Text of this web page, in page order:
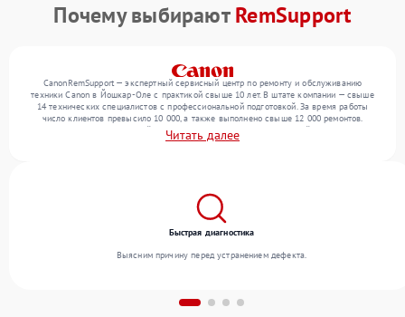
Почему выбираютRemSupport
CanonRemSupport — экспертный сервисный центр по ремонту и обслуживанию
техники Canon в Йошкар-Оле с практикой свыше 10 лет. В штате компании — свыше
14 технических специалистов с профессиональной подготовкой. За время работы
число клиентов превысило 10 000, а также выполнено свыше 12 000 ремонтов.
Ежемесячно в сервисный центр поступает более 300 обращений, включая , ,
оргтехнику. Мы выполняем ремонт различного уровня сложности и гарантируем
Читать далее
Быстрая диагностика
Выясним причину перед устранением дефекта.